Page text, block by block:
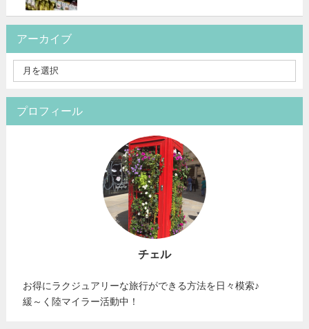
アーカイブ
プロフィール
チェル
お得にラクジュアリーな旅行ができる方法を日々模索♪
緩～く陸マイラー活動中！